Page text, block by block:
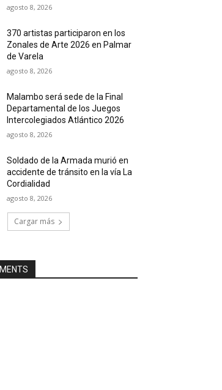
agosto 8, 2026
370 artistas participaron en los
Zonales de Arte 2026 en Palmar
de Varela
agosto 8, 2026
Malambo será sede de la Final
Departamental de los Juegos
Intercolegiados Atlántico 2026
agosto 8, 2026
Soldado de la Armada murió en
accidente de tránsito en la vía La
Cordialidad
agosto 8, 2026
Cargar más